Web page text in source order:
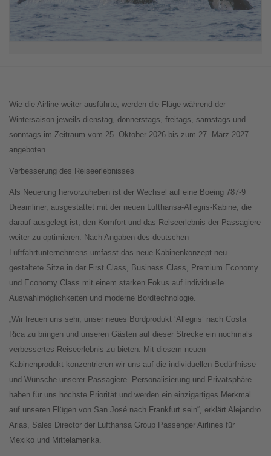
Wie die Airline weiter ausführte, werden die Flüge während der
Wintersaison jeweils dienstag, donnerstags, freitags, samstags und
sonntags im Zeitraum vom 25. Oktober 2026 bis zum 27. März 2027
angeboten.
Verbesserung des Reiseerlebnisses
Als Neuerung hervorzuheben ist der Wechsel auf eine Boeing 787-9
Dreamliner, ausgestattet mit der neuen Lufthansa-Allegris-Kabine, die
darauf ausgelegt ist, den Komfort und das Reiseerlebnis der Passagiere
weiter zu optimieren. Nach Angaben des deutschen
Luftfahrtunternehmens umfasst das neue Kabinenkonzept neu
gestaltete Sitze in der First Class, Business Class, Premium Economy
und Economy Class mit einem starken Fokus auf individuelle
Auswahlmöglichkeiten und moderne Bordtechnologie.
„Wir freuen uns sehr, unser neues Bordprodukt ‘Allegris’ nach Costa
Rica zu bringen und unseren Gästen auf dieser Strecke ein nochmals
verbessertes Reiseerlebnis zu bieten. Mit diesem neuen
Kabinenprodukt konzentrieren wir uns auf die individuellen Bedürfnisse
und Wünsche unserer Passagiere. Personalisierung und Privatsphäre
haben für uns höchste Priorität und werden ein einzigartiges Merkmal
auf unseren Flügen von San José nach Frankfurt sein“, erklärt Alejandro
Arias, Sales Director der Lufthansa Group Passenger Airlines für
Mexiko und Mittelamerika.